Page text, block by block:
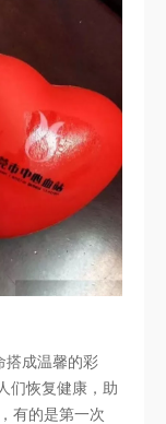
搭成温馨的彩
们恢复健康，助
有的是第一次